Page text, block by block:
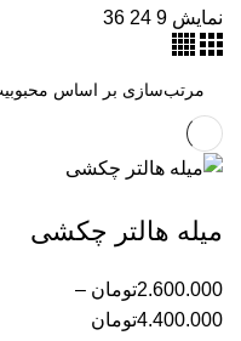
نمایش 9
24
36
میله هالتر چکشی
تومان2.600.000
–
تومان4.400.000